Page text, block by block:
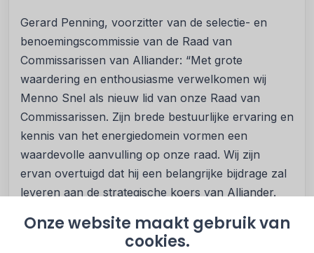
Onze website maakt gebruik van
cookies.
Gerard Penning, voorzitter van de selectie- en
benoemingscommissie van de Raad van
Commissarissen van Alliander: “Met grote
waardering en enthousiasme verwelkomen wij
Menno Snel als nieuw lid van onze Raad van
Commissarissen. Zijn brede bestuurlijke ervaring en
kennis van het energiedomein vormen een
waardevolle aanvulling op onze raad. Wij zijn
ervan overtuigd dat hij een belangrijke bijdrage zal
leveren aan de strategische koers van Alliander.
naar een inspirerende en constructieve